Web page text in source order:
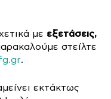
με εξετάσεις,
στείλτε
.
εκτάκτως